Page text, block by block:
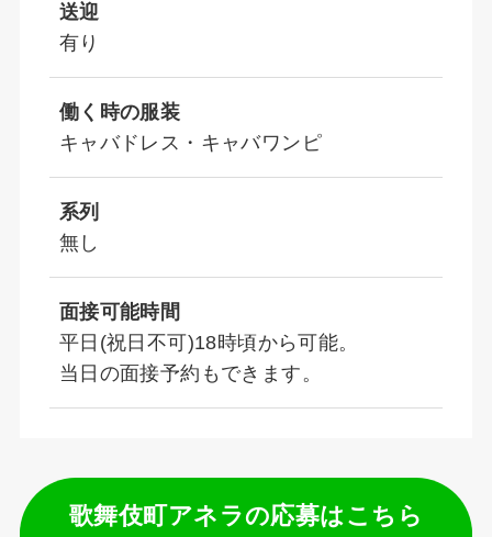
送迎
有り
働く時の服装
キャバドレス・キャバワンピ
系列
無し
面接可能時間
平日(祝日不可)18時頃から可能。
当日の面接予約もできます。
歌舞伎町アネラの応募はこちら